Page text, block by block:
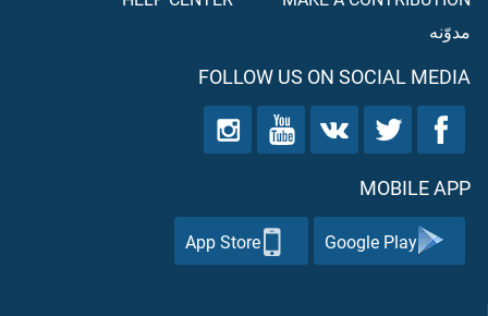
مدوّنه
FOLLOW US ON SOCIAL MEDIA
MOBILE APP
Google Play
App Store